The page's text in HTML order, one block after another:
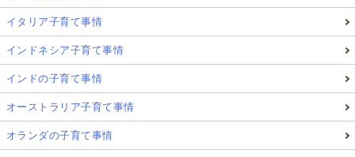
イタリア子育て事情
インドネシア子育て事情
インドの子育て事情
オーストラリア子育て事情
オランダの子育て事情